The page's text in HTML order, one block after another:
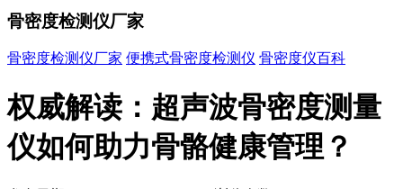
骨密度检测仪厂家
骨密度检测仪厂家 便携式骨密度检测仪 骨密度仪百科
权威解读：超声波骨密度测量
仪如何助力骨骼健康管理？